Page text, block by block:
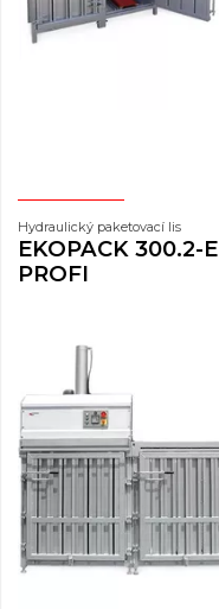
Hydraulický paketovací lis
EKOPACK 300.2-E
PROFI